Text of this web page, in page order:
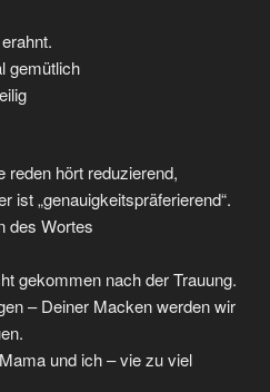
gemütlich
reden hört reduzierend,
ist „genauigkeitspräferierend“.
des Wortes
gekommen nach der Trauung.
– Deiner Macken werden wir
und ich – vie zu viel